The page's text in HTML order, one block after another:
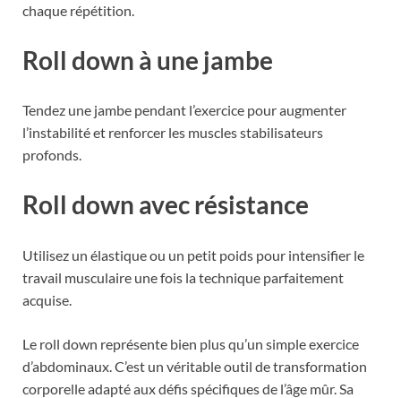
chaque répétition.
Roll down à une jambe
Tendez une jambe pendant l’exercice pour augmenter
l’instabilité et renforcer les muscles stabilisateurs
profonds.
Roll down avec résistance
Utilisez un élastique ou un petit poids pour intensifier le
travail musculaire une fois la technique parfaitement
acquise.
Le roll down représente bien plus qu’un simple exercice
d’abdominaux. C’est un véritable outil de transformation
corporelle adapté aux défis spécifiques de l’âge mûr. Sa